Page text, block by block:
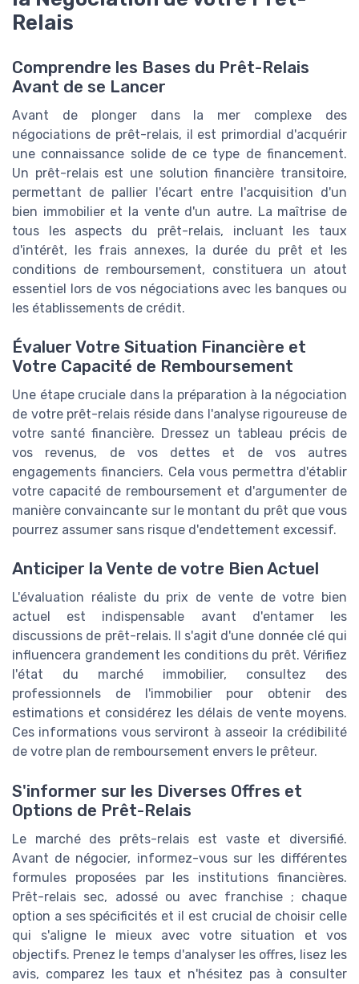
Relais
Comprendre les Bases du Prêt-Relais
Avant de se Lancer
Avant de plonger dans la mer complexe des
négociations de prêt-relais, il est primordial d'acquérir
une connaissance solide de ce type de financement.
Un prêt-relais est une solution financière transitoire,
permettant de pallier l'écart entre l'acquisition d'un
bien immobilier et la vente d'un autre. La maîtrise de
tous les aspects du prêt-relais, incluant les taux
d'intérêt, les frais annexes, la durée du prêt et les
conditions de remboursement, constituera un atout
essentiel lors de vos négociations avec les banques ou
les établissements de crédit.
Évaluer Votre Situation Financière et
Votre Capacité de Remboursement
Une étape cruciale dans la préparation à la négociation
de votre prêt-relais réside dans l'analyse rigoureuse de
votre santé financière. Dressez un tableau précis de
vos revenus, de vos dettes et de vos autres
engagements financiers. Cela vous permettra d'établir
votre capacité de remboursement et d'argumenter de
manière convaincante sur le montant du prêt que vous
pourrez assumer sans risque d'endettement excessif.
Anticiper la Vente de votre Bien Actuel
L'évaluation réaliste du prix de vente de votre bien
actuel est indispensable avant d'entamer les
discussions de prêt-relais. Il s'agit d'une donnée clé qui
influencera grandement les conditions du prêt. Vérifiez
l'état du marché immobilier, consultez des
professionnels de l'immobilier pour obtenir des
estimations et considérez les délais de vente moyens.
Ces informations vous serviront à asseoir la crédibilité
de votre plan de remboursement envers le prêteur.
S'informer sur les Diverses Offres et
Options de Prêt-Relais
Le marché des prêts-relais est vaste et diversifié.
Avant de négocier, informez-vous sur les différentes
formules proposées par les institutions financières.
Prêt-relais sec, adossé ou avec franchise ; chaque
option a ses spécificités et il est crucial de choisir celle
qui s'aligne le mieux avec votre situation et vos
objectifs. Prenez le temps d'analyser les offres, lisez les
avis, comparez les taux et n'hésitez pas à consulter